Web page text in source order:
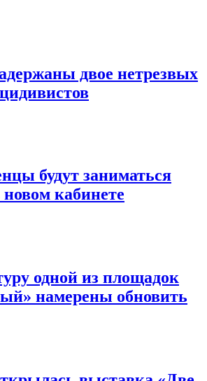
двое нетрезвых
будут заниматься
кабинете
одной из площадок
намерены обновить